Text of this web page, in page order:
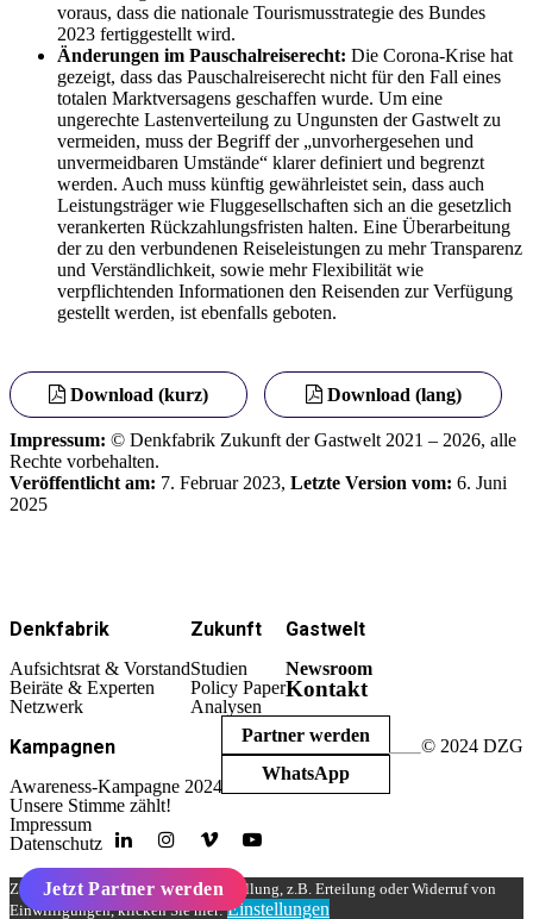
Jetzt Partner werden
voraus, dass die nationale Tourismusstrategie des Bundes
2023 fertiggestellt wird.
Änderungen im Pauschalreiserecht: Die Corona-Krise hat
gezeigt, dass das Pauschalreiserecht nicht für den Fall eines
totalen Marktversagens geschaffen wurde. Um eine
ungerechte Lastenverteilung zu Ungunsten der Gastwelt zu
vermeiden, muss der Begriff der „unvorhergesehen und
unvermeidbaren Umstände“ klarer definiert und begrenzt
werden. Auch muss künftig gewährleistet sein, dass auch
Leistungsträger wie Fluggesellschaften sich an die gesetzlich
verankerten Rückzahlungsfristen halten. Eine Überarbeitung
der zu den verbundenen Reiseleistungen zu mehr Transparenz
und Verständlichkeit, sowie mehr Flexibilität wie
verpflichtenden Informationen den Reisenden zur Verfügung
gestellt werden, ist ebenfalls geboten.
Download (kurz) Download (lang)
Impressum: © Denkfabrik Zukunft der Gastwelt 2021 – 2026, alle
Rechte vorbehalten.
Veröffentlicht am: 7. Februar 2023, Letzte Version vom: 6. Juni
2025
Denkfabrik
Aufsichtsrat & Vorstand
Beiräte & Experten
Netzwerk
Zukunft
Studien
Policy Paper
Analysen
Gastwelt
Newsroom
Kontakt
Kampagnen
Awareness-Kampagne 2024
Unsere Stimme zählt!
Partner werden
WhatsApp
© 2024 DZG
Impressum
Datenschutz
Zum Ändern Ihrer Datenschutzeinstellung, z.B. Erteilung oder Widerruf von
Einwilligungen, klicken Sie hier:Einstellungen